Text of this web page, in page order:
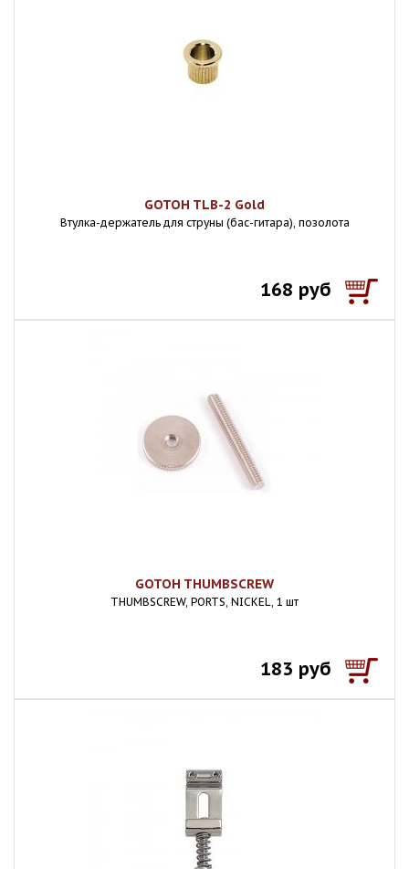
GOTOH TLB-2 Gold
Втулка-держатель для струны (бас-гитара), позолота
168 руб
GOTOH THUMBSCREW
THUMBSCREW, PORTS, NICKEL, 1 шт
183 руб